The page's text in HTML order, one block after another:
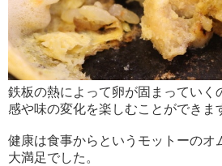
鉄板の熱によって卵が固まっていく
感や味の変化を楽しむことができま
健康は食事からというモットーのオ
大満足でした。